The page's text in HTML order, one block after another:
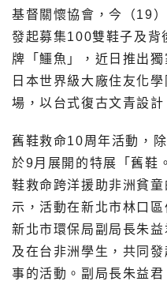
基督關懷協會，今（19
發起募集100雙鞋子及背
牌「鱷魚」，近日推出
日本世界級大廠住友化
場，以台式復古文青設
舊鞋救命10周年活動，
於9月展開的特展「舊鞋
鞋救命跨洋援助非洲貧
示，活動在新北市林口
新北市環保局副局長朱
及在台非洲學生，共同
事的活動。副局長朱益